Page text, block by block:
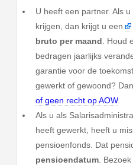
U heeft een partner. Als
krijgen, dan krijgt u een
bruto per maand . Houd
bedragen jaarlijks
garantie voor de
gewerkt of gewoond?
of geen recht op AOW.
Als u als
heeft gewerkt, heeft u
pensioenfonds. Dat
pensioendatum.